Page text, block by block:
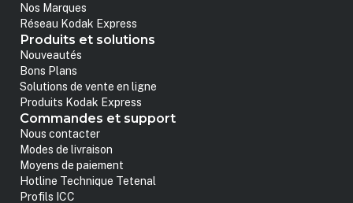
Nos Marques
Réseau Kodak Express
Produits et solutions
Nouveautés
Bons Plans
Solutions de vente en ligne
Produits Kodak Express
Commandes et support
Nous contacter
Modes de livraison
Moyens de paiement
Hotline Technique Tetenal
Profils ICC